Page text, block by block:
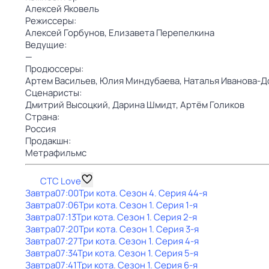
Алексей Яковель
Режиссеры:
Алексей Горбунов, Елизавета Перепелкина
Ведущие:
—
Продюссеры:
Артем Васильев, Юлия Миндубаева, Наталья Иванова-
Сценаристы:
Дмитрий Высоцкий,Дарина Шмидт,Артём Голиков
Страна:
Россия
Продакшн:
Метрафильмс
СТС Love
Завтра07:00Три кота. Сезон 4. Серия 44-я
Завтра07:06Три кота. Сезон 1. Серия 1-я
Завтра07:13Три кота. Сезон 1. Серия 2-я
Завтра07:20Три кота. Сезон 1. Серия 3-я
Завтра07:27Три кота. Сезон 1. Серия 4-я
Завтра07:34Три кота. Сезон 1. Серия 5-я
Завтра07:41Три кота. Сезон 1. Серия 6-я